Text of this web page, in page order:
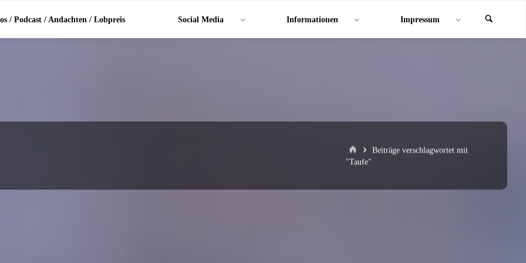
/ Podcast / Andachten / Lobpreis Social Media Informationen Impressum
StartBeiträge verschlagwortet mit
"Taufe"